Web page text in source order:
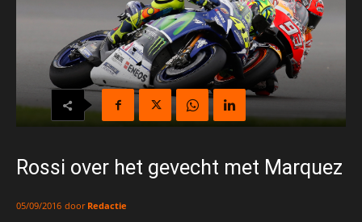
Rossi over het gevecht met Marquez
05/09/2016 door Redactie